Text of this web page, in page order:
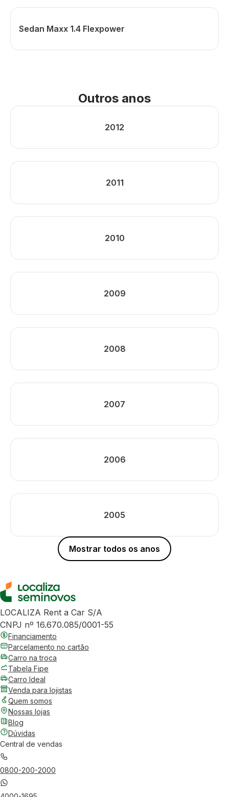
Sedan Maxx 1.4 Flexpower
Outros anos
2012
2011
2010
2009
2008
2007
2006
2005
Mostrar todos os anos
LOCALIZA Rent a Car S/A
CNPJ nº 16.670.085/0001-55
Financiamento
Parcelamento no cartão
Carro na troca
Tabela Fipe
Carro Ideal
Venda para lojistas
Quem somos
Nossas lojas
Blog
Dúvidas
Central de vendas
0800-200-2000